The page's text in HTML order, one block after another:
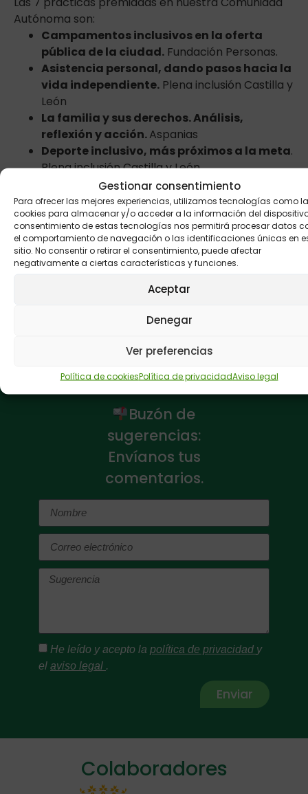
Gestionar consentimiento
Para ofrecer las mejores experiencias, utilizamos tecnologías como
cookies para almacenar y/o acceder a la información del
consentimiento de estas tecnologías nos permitirá procesar datos
el comportamiento de navegación o las identificaciones únicas en
sitio. No consentir o retirar el consentimiento, puede afectar
negativamente a ciertas características y funciones.
Aceptar
Denegar
Ver preferencias
Política de cookiesPolítica de privacidadAviso legal
Autónoma son:
Campamentos inclusivos en la oferta
pública de la ciudad. Fundación Personas.
Asistencia personal, dando pasos hacia la
vida independiente. Plena inclusión Castilla y
León
La familia y sus derechos. Análisis,
reflexión y acción.Aspanias
Deporte inclusivo, más próximos a la meta.
Plena inclusión Castilla y León
Derecho a los derechos.Centro Padre Zegrí
Yo también participo. Una experiencia de
ocio inclusivo en el carnaval de Zamora.
Fundación Personas
Proceso electoral en Aspanias.Aspanias
En la web deEl huerto de ideasse pueden ver tanto
14 Prácticas Admirables, como las
Profundizando en el Proyecto de Apoyo Activo
Buzón de
sugerencias:
Envíanos tus
comentarios.
He leído y acepto la política de privacidad y
el aviso legal
Enviar
Colaboradores